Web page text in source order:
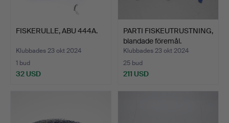
FISKERULLE, ABU 444A.
Klubbades 23 okt 2024
1 bud
32 USD
PARTI FISKEUTRUSTNING,
blandade föremål.
Klubbades 23 okt 2024
25 bud
211 USD